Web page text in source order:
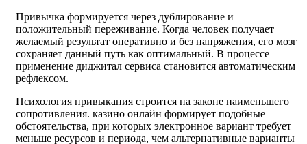
Привычка формируется через дублирование и
положительный переживание. Когда человек получает
желаемый результат оперативно и без напряжения, его мозг
сохраняет данный путь как оптимальный. В процессе
применение диджитал сервиса становится автоматическим
рефлексом.
Психология привыкания строится на законе наименьшего
сопротивления. казино онлайн формирует подобные
обстоятельства, при которых электронное вариант требует
меньше ресурсов и периода, чем альтернативные варианты